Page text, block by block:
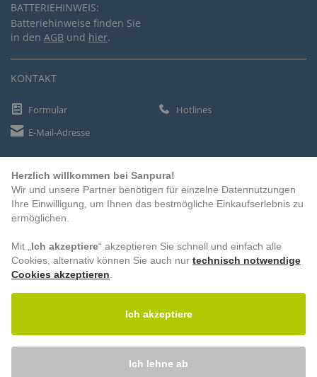
BATTERIEHINWEIS:
Batteriehinweise finden Sie
in den AGB und hier.
KONTAKT
Formular
Hotlines
E-Mail-Adresse
ZAHLUNGSARTEN
Vorkasse
BESUCHEN SIE UNS
Herzlich willkommen bei Sanpura!
Wir und unsere Partner benötigen für einzelne Datennutzungen
Ihre Einwilligung, um Ihnen das bestmögliche Einkaufserlebnis zu
ermöglichen.
Mit „ Ich akzeptiere“ akzeptieren Sie schnell und einfach alle
Cookies, alternativ können Sie auch nur technisch notwendige
Cookies akzeptieren
Ich akzeptiere
Ich lehne ab